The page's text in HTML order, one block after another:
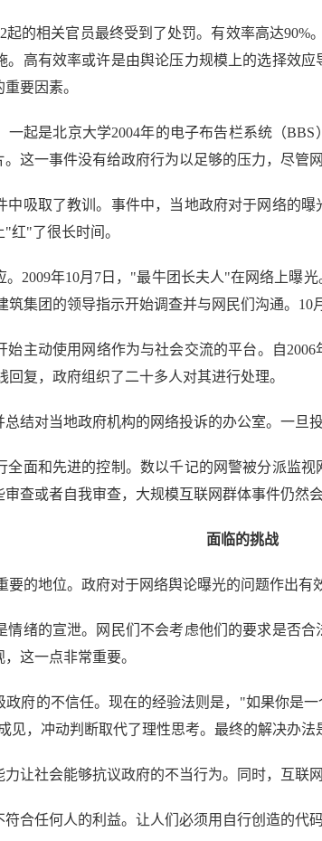
相关官员最终受到了处罚。有效率高达90%
高有效率或许是由舆论压力规模上的选择效
要因素。
是北京大学2004年的电子布告栏系统（BBS
这一事件没有给政府行为以足够的压力，尽管
取了教训。事件中，当地政府对于网络的曝
红"了很长时间。
年10月7日，"最牛团长夫人"在网络上曝
集团的领导指示开始调查并与网民们沟通。10
动使用网络作为与社会交流的平台。自2006
复，政府组织了二十多人对其进行处理。
对当地政府机构的网络投诉的办公室。一旦投
和先进的控制。数以千记的网警被分派监视
查或者自我审查，大规模互联网群体事件仍然
面临的挑战
的地位。政府对于网络舆论曝光的问题作出有
的宣泄。网民们不会考虑他们的要求是否合
这一点非常重要。
的不信任。现在的经验法则是，"如果你是一
，冲动判断取代了理性思考。最终的解决办法
社会能够抗议政府的不当行为。同时，互联网
任何人的利益。让人们必须用自行创造的代